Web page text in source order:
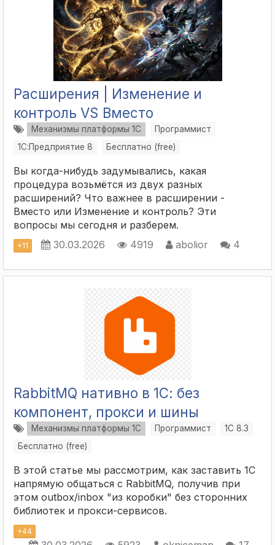
Расширения | Изменение и
контроль VS Вместо
Механизмы платформы 1С
Программист
1С:Предприятие 8
Бесплатно (free)
Вы когда-нибудь задумывались, какая
процедура возьмётся из двух разных
расширений? Что важнее в расширении -
Вместо или Изменение и контроль? Эти
вопросы мы сегодня и разберем.
+11 30.03.2026 4919 abolior 4
RabbitMQ нативно в 1С: без
компонент, прокси и шины
Механизмы платформы 1С Программист
1С 8.3
Бесплатно (free)
В этой статье мы рассмотрим, как заставить 1С
напрямую общаться с RabbitMQ, получив при
этом outbox/inbox "из коробки" без сторонних
библиотек и прокси-сервисов.
+44